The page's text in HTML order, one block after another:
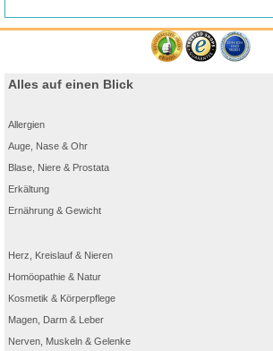
Alles auf einen Blick
Allergien
Auge, Nase & Ohr
Blase, Niere & Prostata
Erkältung
Ernährung & Gewicht
Herz, Kreislauf & Nieren
Homöopathie & Natur
Kosmetik & Körperpflege
Magen, Darm & Leber
Nerven, Muskeln & Gelenke